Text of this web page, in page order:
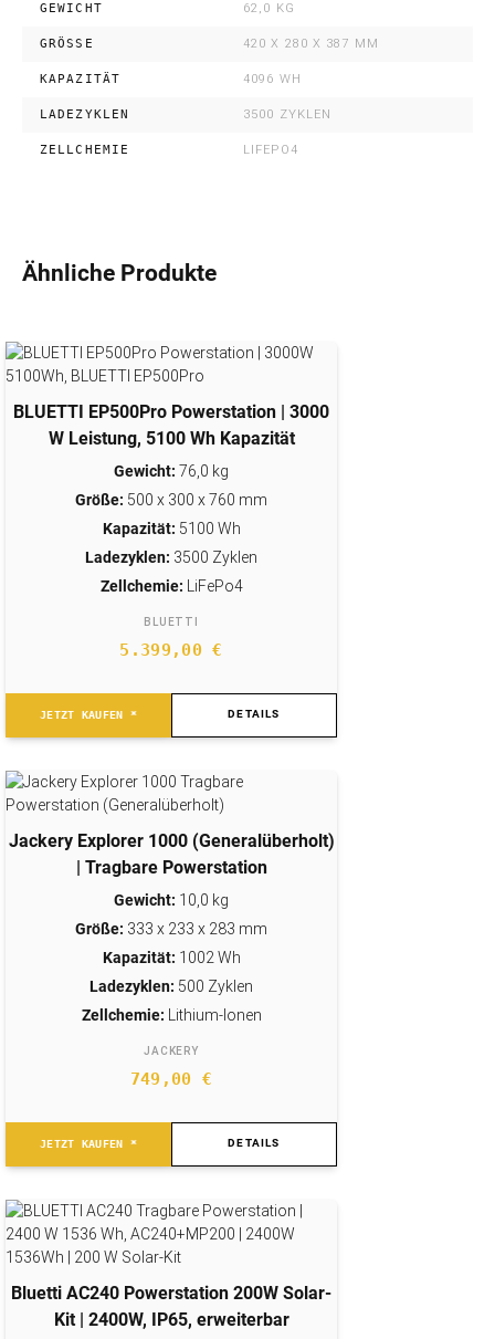
GEWICHT 62,0 KG
GRÖSSE 420 X 280 X 387 MM
KAPAZITÄT 4096 WH
LADEZYKLEN 3500 ZYKLEN
ZELLCHEMIE LIFEPO4
Ähnliche Produkte
BLUETTI EP500Pro Powerstation | 3000
W Leistung, 5100 Wh Kapazität
Gewicht: 76,0 kg
Größe: 500 x 300 x 760 mm
Kapazität: 5100 Wh
Ladezyklen: 3500 Zyklen
Zellchemie: LiFePo4
BLUETTI
5.399,00€
JETZT KAUFEN * DETAILS
Jackery Explorer 1000 (Generalüberholt)
| Tragbare Powerstation
Gewicht: 10,0 kg
Größe: 333 x 233 x 283 mm
Kapazität: 1002 Wh
Ladezyklen: 500 Zyklen
Zellchemie: Lithium-Ionen
JACKERY
749,00 €
JETZT KAUFEN * DETAILS
Bluetti AC240 Powerstation 200W Solar-
Kit | 2400W, IP65, erweiterbar